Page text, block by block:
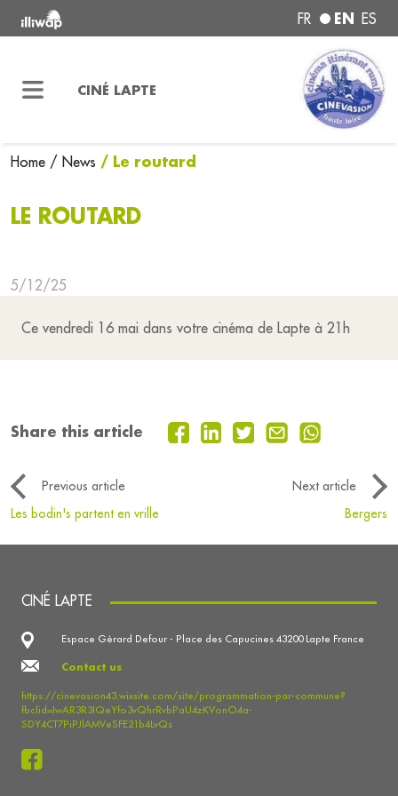
FR EN ES
CINÉ LAPTE
Home / News / Le routard
LE ROUTARD
5/12/25
Ce vendredi 16 mai dans votre cinéma de Lapte à 21h
Share this article
Previous article
Next article
Les bodin's partent en vrille
Bergers
CINÉ LAPTE
Espace Gérard Defour - Place des Capucines 43200 Lapte France
Contact us
https://cinevasion43.wixsite.com/site/programmation-par-commune?
fbclid=IwAR3R3IQeYfo3vQhrRvbPaU4zKVonO4a-
SDY4CT7PiPJlAMVeSFE21b4LvQs